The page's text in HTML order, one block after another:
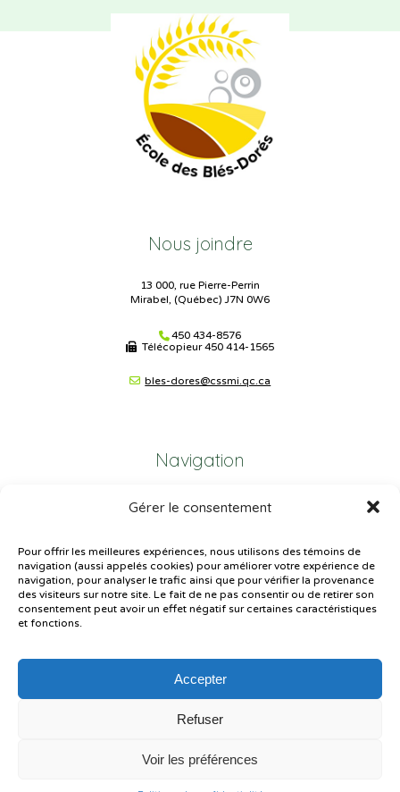
Gérer le consentement
Pour offrir les meilleures expériences, nous utilisons des témoins de
navigation (aussi appelés cookies) pour améliorer votre expérience de
navigation, pour analyser le trafic ainsi que pour vérifier la provenance
des visiteurs sur notre site. Le fait de ne pas consentir ou de retirer son
consentement peut avoir un effet négatif sur certaines caractéristiques
et fonctions.
Accepter
Refuser
Voir les préférences
Nous joindre
13 000, rue Pierre-Perrin
Mirabel, (Québec) J7N 0W6
450 434-8576
Télécopieur450 414-1565
bles-dores@cssmi.qc.ca
Navigation
Plan du site
Plainte – service à l’élève
Politique de confidentialité
Le CSSMI autorise certaines intelligences artificielles contrôlées et